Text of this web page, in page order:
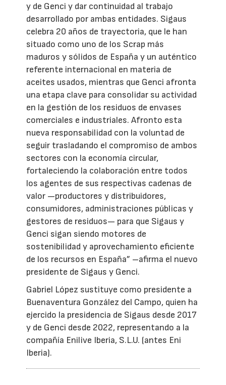
y de Genci y dar continuidad al trabajo
desarrollado por ambas entidades. Sigaus
celebra 20 años de trayectoria, que le han
situado como uno de los Scrap más
maduros y sólidos de España y un auténtico
referente internacional en materia de
aceites usados, mientras que Genci afronta
una etapa clave para consolidar su actividad
en la gestión de los residuos de envases
comerciales e industriales. Afronto esta
nueva responsabilidad con la voluntad de
seguir trasladando el compromiso de ambos
sectores con la economía circular,
fortaleciendo la colaboración entre todos
los agentes de sus respectivas cadenas de
valor —productores y distribuidores,
consumidores, administraciones públicas y
gestores de residuos— para que Sigaus y
Genci sigan siendo motores de
sostenibilidad y aprovechamiento eficiente
de los recursos en España” –afirma el nuevo
presidente de Sigaus y Genci.
Gabriel López sustituye como presidente a
Buenaventura González del Campo, quien ha
ejercido la presidencia de Sigaus desde 2017
y de Genci desde 2022, representando a la
compañía Enilive Iberia, S.L.U. (antes Eni
Iberia).